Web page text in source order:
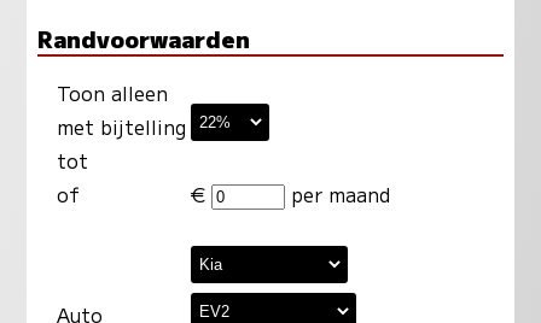
Randvoorwaarden
Toon alleen
met bijtelling
tot
of
€ per maand
Auto